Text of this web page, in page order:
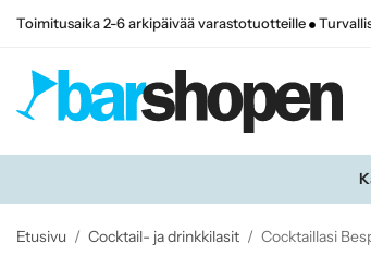
Toimitusaika 2-6 arkipäivää varastotuotteille
Etusivu / Cocktail- ja drinkkilasit / Cocktaillasi